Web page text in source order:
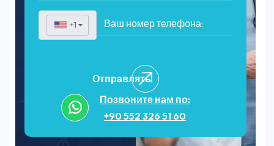
+1 ▼
Отправлять
Позвоните нам по:
+90 552 326 51 60